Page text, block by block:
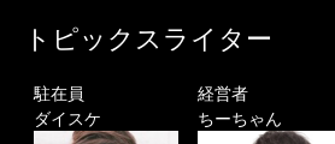
トピックスライター
駐在員
ダイスケ
経営者
ちーちゃん